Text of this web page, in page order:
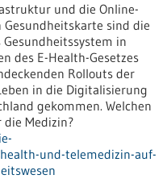
und die Online-
sind die
in
des E-Health-Gesetzes
Rollouts der
in die Digitalisierung
gekommen. Welchen
Medizin?
und-telemedizin-auf-